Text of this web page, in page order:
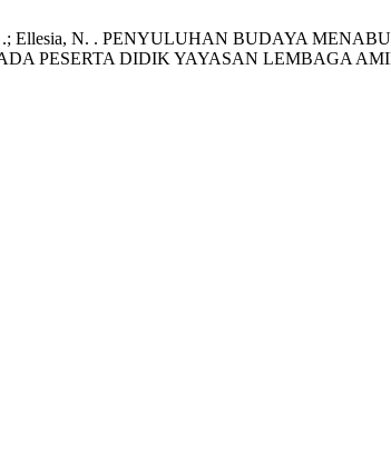
.; Ellesia, N. . PENYULUHAN BUDAYA
PESERTA DIDIK YAYASAN LEMBAGA